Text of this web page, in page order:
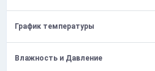
График температуры
Влажность и Давление